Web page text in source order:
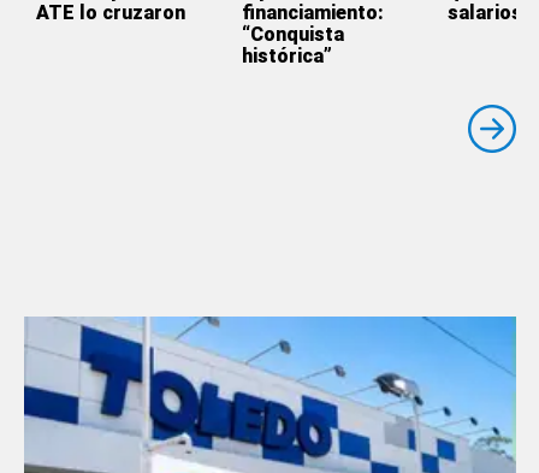
ATE lo cruzaron
financiamiento:
“Conquista
histórica”
salarios